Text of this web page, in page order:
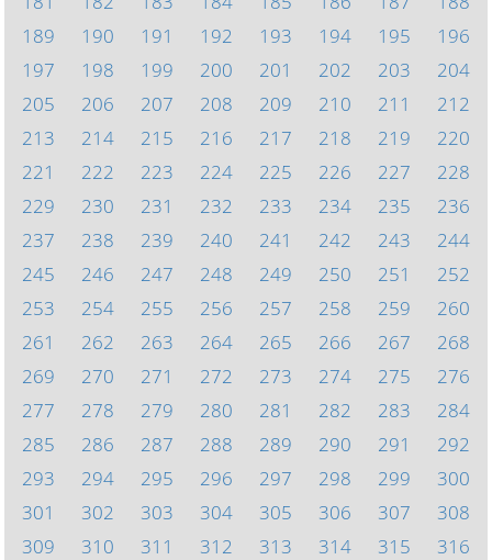
189
190 191 192 193 194 195
196
197
198 199 200 201 202 203
204
205
206 207 208 209 210 211
212
213
214 215 216 217 218 219
220
221
222 223 224 225 226 227
228
229
230 231 232 233 234 235
236
237
238 239 240 241 242 243
244
245
246 247 248 249 250 251
252
253
254 255 256 257 258 259
260
261
262 263 264 265 266 267
268
269
270 271 272 273 274 275
276
277
278 279 280 281 282 283
284
285
286 287 288 289 290 291
292
293
294 295 296 297 298 299
300
301
302 303 304 305 306 307
308
309
310 311 312 313 314 315
316